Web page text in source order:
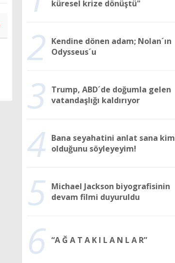
küresel krize dönüştü"
2 Kendine dönen adam; Nolan´ın
Odysseus´u
3 Trump, ABD´de doğumla gelen
vatandaşlığı kaldırıyor
4 Bana seyahatini anlat sana kim
olduğunu söyleyeyim!
5 Michael Jackson biyografisinin
devam filmi duyuruldu
6 “A Ğ A T A K I L A N L A R”